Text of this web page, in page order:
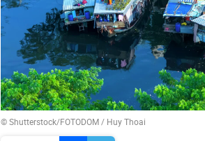
© Shutterstock/FOTODOM / Huy Thoai